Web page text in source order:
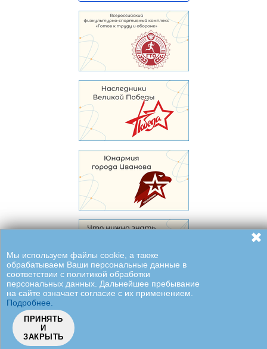
Мы используем файлы cookie, а также
обрабатываем Ваши персональные данные в
соответствии с политикой обработки
персональных данных. Дальнейшее пребывание
на сайте означает согласие с их применением.
Подробнее.
ПРИНЯТЬ
И
ЗАКРЫТЬ
✖